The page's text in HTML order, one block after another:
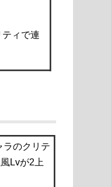
ィで連
ラのクリテ
Lvが2上